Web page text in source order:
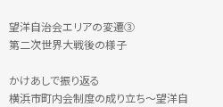
望洋自治会エリアの変遷③
第二次世界大戦後の様子
かけあしで振り返る
横浜市町内会制度の成り立ち～望洋自